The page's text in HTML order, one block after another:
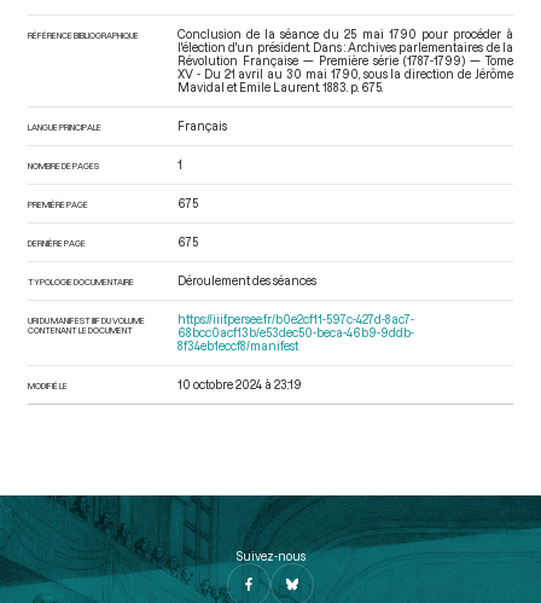
RÉFÉRENCE BIBLIOGRAPHIQUE
Conclusion de la séance du 25 mai 1790 pour procéder à
l'élection d'un président. Dans : Archives parlementaires de la
Révolution Française — Première série (1787-1799) — Tome
XV - Du 21 avril au 30 mai 1790 , sous la direction de Jérôme
Mavidal et Emile Laurent. 1883. p. 675.
LANGUE PRINCIPALE Français
NOMBRE DE PAGES 1
PREMIÈRE PAGE 675
DERNIÈRE PAGE 675
TYPOLOGIE DOCUMENTAIRE Déroulement des séances
URI DU MANIFEST IIIF DU VOLUME
CONTENANT LE DOCUMENT
https://iiif.persee.fr/b0e2cf11-597c-427d-8ac7-
68bcc0acf13b/e53dec50-beca-46b9-9ddb-
8f34eb1eccf8/manifest
MODIFIÉ LE 10 octobre 2024 à 23:19
Suivez-nous